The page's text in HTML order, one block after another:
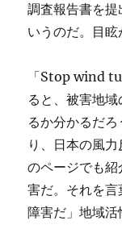
調査報告書を
いうのだ。目眩
「Stop wind
ると、被害地
るか分かるだ
り、日本の風
のページでも
害だ。それを
障害だ」地域活